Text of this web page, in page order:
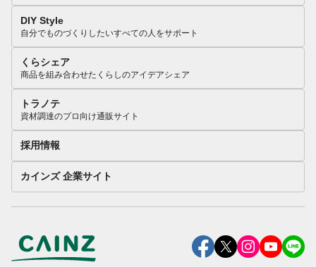
DIY Style
自分でものづくりしたいすべての人をサポート
くらシェア
商品を組み合わせたくらしのアイデアシェア
トラノテ
資材調達のプロ向け通販サイト
採用情報
カインズ 企業サイト